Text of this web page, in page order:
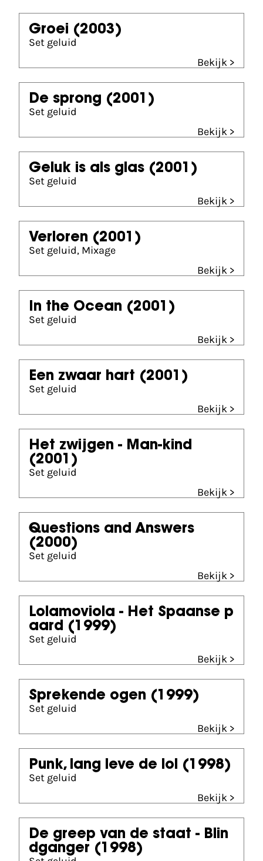
Groei (2003)
Set geluid
Bekijk >
De sprong (2001)
Set geluid
Bekijk >
Geluk is als glas (2001)
Set geluid
Bekijk >
Verloren (2001)
Set geluid, Mixage
Bekijk >
In the Ocean (2001)
Set geluid
Bekijk >
Een zwaar hart (2001)
Set geluid
Bekijk >
Het zwijgen - Man-kind
(2001)
Set geluid
Bekijk >
Questions and Answers
(2000)
Set geluid
Bekijk >
Lolamoviola - Het Spaanse p
aard (1999)
Set geluid
Bekijk >
Sprekende ogen (1999)
Set geluid
Bekijk >
Punk, lang leve de lol (1998)
Set geluid
Bekijk >
De greep van de staat - Blin
dganger (1998)